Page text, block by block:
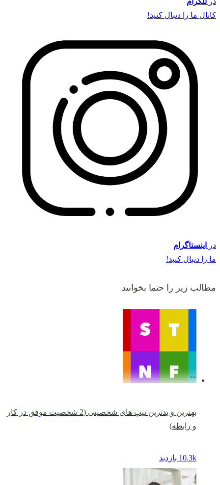
کانال ما را دنبال کنید!
در
اینستاگرام
ما را دنبال کنید!
مطالب زیر را حتما بخوانید
بهترین و بدترین تیپ های شخصیتی (2 شخصیت موفق در کار
و رابطه)
10.3k بازدید